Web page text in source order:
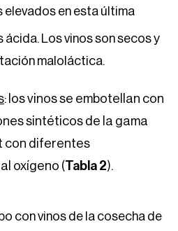
elevados en esta última
ácida. Los vinos son secos y
maloláctica.
: los vinos se embotellan con
sintéticos de la gama
con diferentes
oxígeno (Tabla 2).
con vinos de la cosecha de